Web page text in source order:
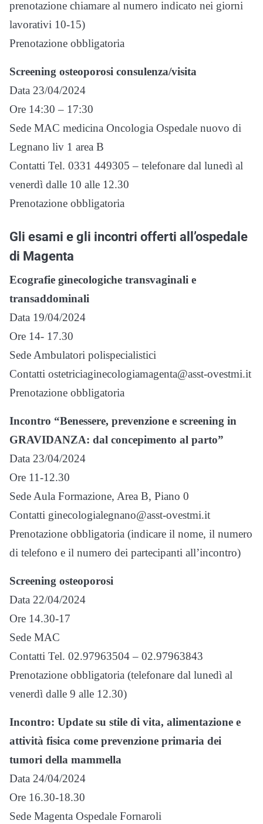
prenotazione chiamare al numero indicato nei giorni
lavorativi 10-15)
Prenotazione obbligatoria
Screening osteoporosi consulenza/visita
Data 23/04/2024
Ore 14:30 – 17:30
Sede MAC medicina Oncologia Ospedale nuovo di
Legnano liv 1 area B
Contatti Tel. 0331 449305 – telefonare dal lunedì al
venerdì dalle 10 alle 12.30
Prenotazione obbligatoria
Gli esami e gli incontri offerti all’ospedale
di Magenta
Ecografie ginecologiche transvaginali e
transaddominali
Data 19/04/2024
Ore 14- 17.30
Sede Ambulatori polispecialistici
Contatti ostetriciaginecologiamagenta@asst-ovestmi.it
Prenotazione obbligatoria
Incontro “Benessere, prevenzione e screening in
GRAVIDANZA: dal concepimento al parto”
Data 23/04/2024
Ore 11-12.30
Sede Aula Formazione, Area B, Piano 0
Contatti ginecologialegnano@asst-ovestmi.it
Prenotazione obbligatoria (indicare il nome, il numero
di telefono e il numero dei partecipanti all’incontro)
Screening osteoporosi
Data 22/04/2024
Ore 14.30-17
Sede MAC
Contatti Tel. 02.97963504 – 02.97963843
Prenotazione obbligatoria (telefonare dal lunedì al
venerdì dalle 9 alle 12.30)
Incontro: Update su stile di vita, alimentazione e
attività fisica come prevenzione primaria dei
tumori della mammella
Data 24/04/2024
Ore 16.30-18.30
Sede Magenta Ospedale Fornaroli